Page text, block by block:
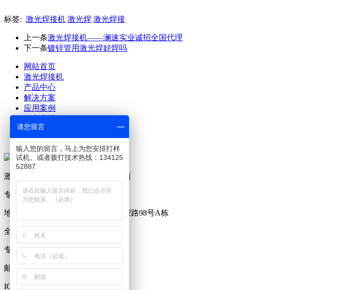
标签: 激光焊接机 激光焊 激光焊接
上一条激光焊接机——澜速实业诚招全国代理
下一条镀锌管用激光焊好焊吗
网站首页
激光焊接机
产品中心
解决方案
应用案例
关于澜速
联系澜速
激光设备及生产工艺解决方案提供商
专业研发、制造激光焊接机19年
地址：广东省东莞市塘厦镇林村西荣路98号A栋
全国服务热线：0769-81221176
专员服务热线：13412552887
邮箱：2718917372@qq.com
ICP备案号：粤ICP备17115279号
请您留言
输入您的留言，马上为您安排打样
试机。或者拨打技术热线：134125
52887